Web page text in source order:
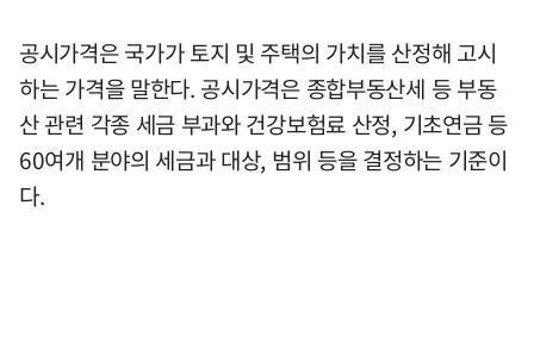
공시가격은 국가가 토지 및 주택의 가치를 산정해 고시
하는 가격을 말한다. 공시가격은 종합부동산세 등 부동
산 관련 각종 세금 부과와 건강보험료 산정, 기초연금 등
60여개 분야의 세금과 대상, 범위 등을 결정하는 기준이
다.